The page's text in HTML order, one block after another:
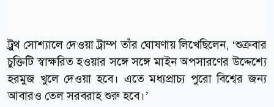
ট্রুথ সোশ্যালে দেওয়া ট্রাম্প তাঁর ঘোষণায় লিখেছিলেন, ‘শুক্রবার
চুক্তিটি স্বাক্ষরিত হওয়ার সঙ্গে সঙ্গে মাইন অপসারণের উদ্দেশ্যে
হরমুজ খুলে দেওয়া হবে। এতে মধ্যপ্রাচ্য পুরো বিশ্বের জন্য
আবারও তেল সরবরাহ শুরু হবে।’